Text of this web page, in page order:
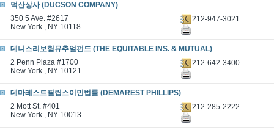
덕산상사 (DUCSON COMPANY)
350 5 Ave. #2617
New York , NY 10118
212-947-3021
데니스리보험뮤추얼펀드 (THE EQUITABLE INS. & MUTUAL)
2 Penn Plaza #1700
New York , NY 10121
212-642-3400
데마레스트필립스이민법률 (DEMAREST PHILLIPS)
2 Mott St. #401
New York , NY 10013
212-285-2222